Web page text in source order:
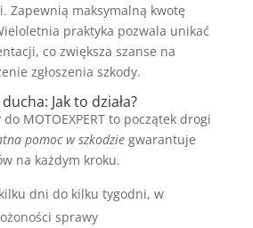
Zapewnią maksymalną kwotę
praktyka pozwala unikać
co zwiększa szanse na
zgłoszenia szkody.
Jak to działa?
MOTOEXPERT to początek drogi
pomoc w szkodziegwarantuje
na każdym kroku.
dni do kilku tygodni, w
sprawy